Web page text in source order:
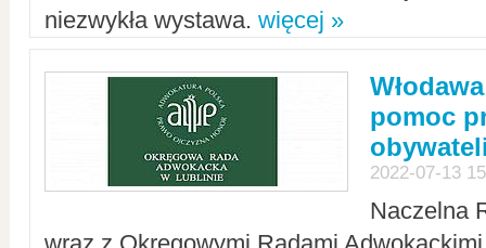
niezwykła wystawa. więcej »
pomoc
2022-07-13
Naczelna